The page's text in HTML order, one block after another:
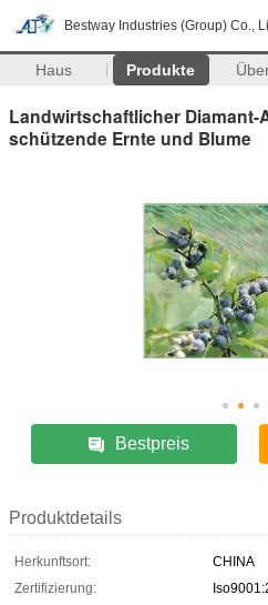
Bestway Industries (Group) Co.,
Haus Produkte
Landwirtschaftlicher
schützende Ernte und Blume
Bestpreis
Produktdetails
Herkunftsort:
CHINA
Zertifizierung: